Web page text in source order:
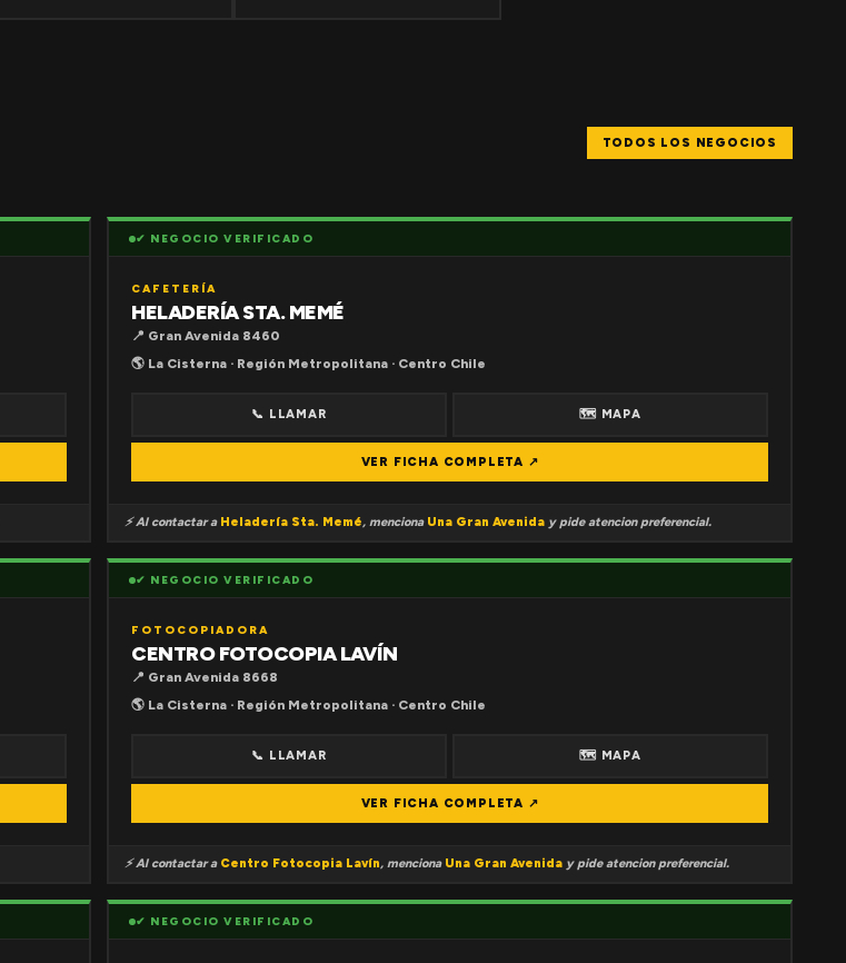
TODOS LOS NEGOCIOS
✔ NEGOCIO VERIFICADO
CAFETERÍA
HELADERÍA STA. MEMÉ
📍 Gran Avenida 8460
🌎 La Cisterna · Región Metropolitana · Centro Chile
📞 LLAMAR 🗺 MAPA
VER FICHA COMPLETA ↗
⚡ Al contactar a Heladería Sta. Memé, menciona Una Gran Avenida y pide atencion preferencial.
✔ NEGOCIO VERIFICADO
FOTOCOPIADORA
CENTRO FOTOCOPIA LAVÍN
📍 Gran Avenida 8668
🌎 La Cisterna · Región Metropolitana · Centro Chile
📞 LLAMAR 🗺 MAPA
VER FICHA COMPLETA ↗
⚡ Al contactar a Centro Fotocopia Lavín, menciona Una Gran Avenida y pide atencion preferencial.
✔ NEGOCIO VERIFICADO